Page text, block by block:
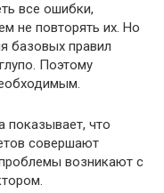
все ошибки,
не повторять их. Но
базовых правил
Поэтому
показывает, что
совершают
возникают с